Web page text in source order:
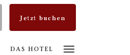
Jetzt buchen
DAS HOTEL